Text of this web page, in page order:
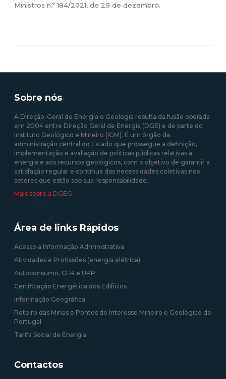
Ministros n.º 184/2021, de 29 de dezembro.
Sobre nós
A Direção-Geral de Energia e Geologia resulta da fusão operada
em 2004 entre Direção Geral de Energia (DGE) e de parte do
Instituto Geológico e Mineiro (IGM). É um órgão da
administração central do Estado que prossegue a definição,
implementação e avaliação de políticas públicas relativas à
energia e aos recursos geológicos, com o objetivo de garantir a
satisfação regular e contínua das necessidades coletivas nos
setores que estão sob sua responsabilidade.
Mais sobre a DGEG
Área de links Rápidos
Acesso a Informação Administrativa
Atividades e Profissões (energia elétrica)
Autoconsumo, CER e UPP
Certificação Energética dos Edifícios
Informação Geográfica
Roteiro das Minas e Pontos de Interesse Mineiro e Geológico de
Portugal
Tarifa Social de Energia
Contactos